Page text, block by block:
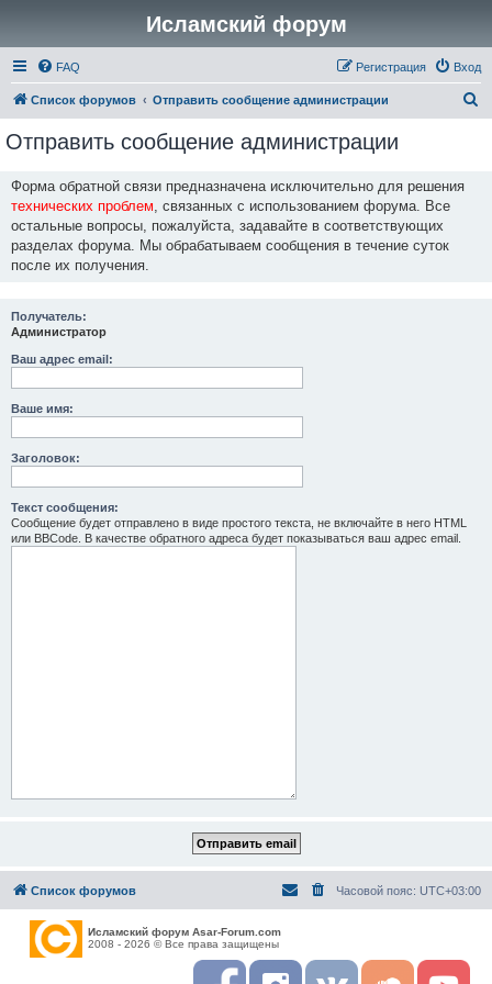
Исламский форум
FAQ Вход
Регистрация
Список форумов Отправить сообщение администрации
Отправить сообщение администрации
Форма обратной связи предназначена исключительно для решения
технических проблем, связанных с использованием форума. Все
остальные вопросы, пожалуйста, задавайте в соответствующих
разделах форума. Мы обрабатываем сообщения в течение суток
после их получения.
Получатель:
Администратор
Ваш адрес email:
Ваше имя:
Заголовок:
Текст сообщения:
Сообщение будет отправлено в виде простого текста, не включайте в него HTML
или BBCode. В качестве обратного адреса будет показываться ваш адрес email.
Список форумов Часовой пояс: UTC+03:00
Исламский форум Asar-Forum.com
2008 - 2026 © Все права защищены